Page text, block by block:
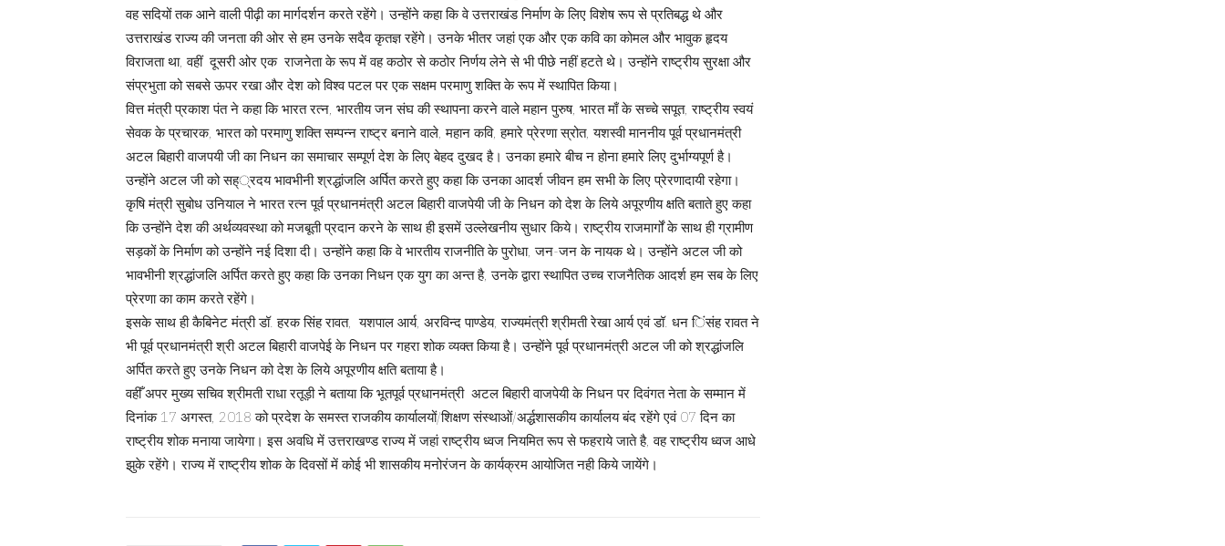
वह सदियों तक आने वाली पीढ़ी का मार्गदर्शन करते रहेंगे। उन्होंने कहा कि वे उत्तराखंड निर्माण के लिए विशेष रूप से प्रतिबद्ध थे और
उत्तराखंड राज्य की जनता की ओर से हम उनके सदैव कृतज्ञ रहेंगे। उनके भीतर जहां एक और एक कवि का कोमल और भावुक हृदय
विराजता था, वहीं दूसरी ओर एक राजनेता के रूप में वह कठोर से कठोर निर्णय लेने से भी पीछे नहीं हटते थे। उन्होंने राष्ट्रीय सुरक्षा और
संप्रभुता को सबसे ऊपर रखा और देश को विश्व पटल पर एक सक्षम परमाणु शक्ति के रूप में स्थापित किया।
वित्त मंत्री प्रकाश पंत ने कहा कि भारत रत्न, भारतीय जन संघ की स्थापना करने वाले महान पुरुष, भारत माँ के सच्चे सपूत, राष्ट्रीय स्वयं
सेवक के प्रचारक, भारत को परमाणु शक्ति सम्पन्न राष्ट्र बनाने वाले, महान कवि, हमारे प्रेरणा स्रोत, यशस्वी माननीय पूर्व प्रधानमंत्री
अटल बिहारी वाजपयी जी का निधन का समाचार सम्पूर्ण देश के लिए बेहद दुखद है। उनका हमारे बीच न होना हमारे लिए दुर्भाग्यपूर्ण है।
उन्होंने अटल जी को सह््रदय भावभीनी श्रद्धांजलि अर्पित करते हुए कहा कि उनका आदर्श जीवन हम सभी के लिए प्रेरणादायी रहेगा।
कृषि मंत्री सुबोध उनियाल ने भारत रत्न पूर्व प्रधानमंत्री अटल बिहारी वाजपेयी जी के निधन को देश के लिये अपूरणीय क्षति बताते हुए कहा
कि उन्होंने देश की अर्थव्यवस्था को मजबूती प्रदान करने के साथ ही इसमें उल्लेखनीय सुधार किये। राष्ट्रीय राजमार्गों के साथ ही ग्रामीण
सड़कों के निर्माण को उन्होंने नई दिशा दी। उन्होंने कहा कि वे भारतीय राजनीति के पुरोधा, जन-जन के नायक थे। उन्होंने अटल जी को
भावभीनी श्रद्धांजलि अर्पित करते हुए कहा कि उनका निधन एक युग का अन्त है, उनके द्वारा स्थापित उच्च राजनैतिक आदर्श हम सब के लिए
प्रेरणा का काम करते रहेंगे।
इसके साथ ही कैबिनेट मंत्री डॉ. हरक सिंह रावत, यशपाल आर्य, अरविन्द पाण्डेय, राज्यमंत्री श्रीमती रेखा आर्य एवं डॉ. धन िंसंह रावत ने
भी पूर्व प्रधानमंत्री श्री अटल बिहारी वाजपेई के निधन पर गहरा शोक व्यक्त किया है। उन्होंने पूर्व प्रधानमंत्री अटल जी को श्रद्धांजलि
अर्पित करते हुए उनके निधन को देश के लिये अपूरणीय क्षति बताया है।
वहीँ अपर मुख्य सचिव श्रीमती राधा रतूड़ी ने बताया कि भूतपूर्व प्रधानमंत्री अटल बिहारी वाजपेयी के निधन पर दिवंगत नेता के सम्मान में
दिनांक 17 अगस्त, 2018 को प्रदेश के समस्त राजकीय कार्यालयों/शिक्षण संस्थाओं/अर्द्धशासकीय कार्यालय बंद रहेंगे एवं 07 दिन का
राष्ट्रीय शोक मनाया जायेगा। इस अवधि में उत्तराखण्ड राज्य में जहां राष्ट्रीय ध्वज नियमित रूप से फहराये जाते है, वह राष्ट्रीय ध्वज आधे
झुके रहेंगे। राज्य में राष्ट्रीय शोक के दिवसों में कोई भी शासकीय मनोरंजन के कार्यक्रम आयोजित नही किये जायेंगे।